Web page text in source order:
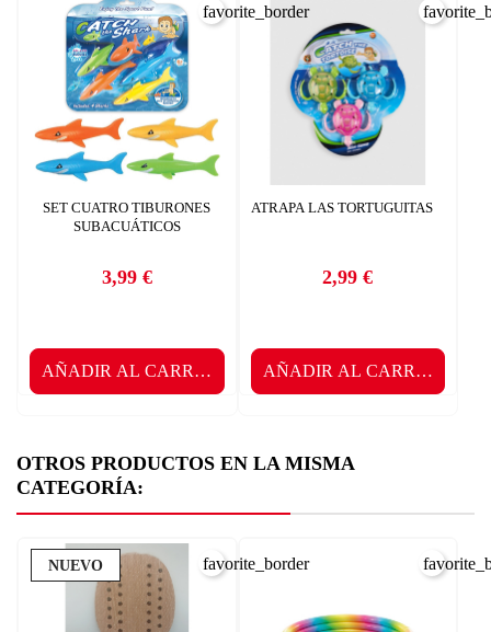
SET CUATRO TIBURONES
SUBACUÁTICOS
Precio
3,99 €
AÑADIR AL CARRITO
favorite_border
ATRAPA LAS TORTUGUITAS
Precio
2,99 €
AÑADIR AL CARRITO
OTROS PRODUCTOS EN LA MISMA
CATEGORÍA:
NUEVO favorite_border